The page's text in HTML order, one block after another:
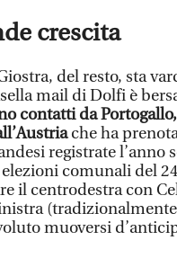
crescita
del resto, sta
mail di Dolfi è
contatti da
che ha
registrate l’anno
comunali del
il centrodestra con
muoversi